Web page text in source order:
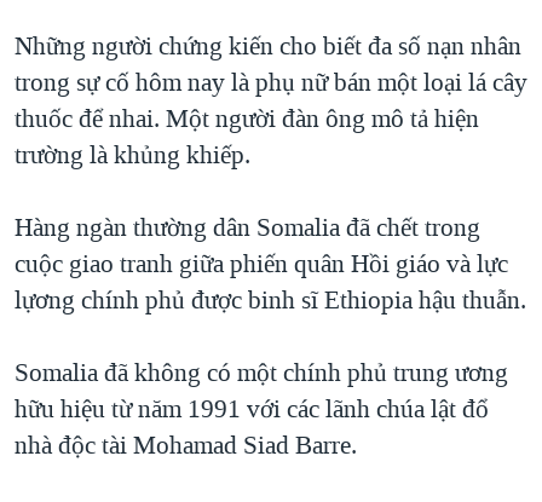
"Tìm"NGƯỜI VIỆT HẢI NGOẠI
ĐỜI SỐNG
SỨC KHOẺ
VĂN HOÁ
THỂ THAO
HÀNH TRÌNH BẦU CỬ 2024
MỘT NĂM CHIẾN TRANH TẠI DẢI GAZA
GIẢI MÃ VÀNH ĐAI & CON ĐƯỜNG
TRỊNH VĨNH BÌNH - NGƯỜI HẠ 'BÊN THẮNG CUỘC'
GROUND ZERO – XƯA VÀ NAY
CÁC GIÁ TRỊ CỘNG HÒA Ở VIỆT NAM
THƯỢNG ĐỈNH TRUMP-KIM TẠI VIỆT NAM
TRỊNH VĨNH BÌNH VS. CHÍNH PHỦ VIỆT NAM
VIDEO
NGHE
MẠNG XÃ HỘI
Ngôn ngữ khác
Những người chứng kiến cho biết đa số nạn nhân
trong sự cố hôm nay là phụ nữ bán một loại lá cây
thuốc để nhai. Một người đàn ông mô tả hiện
trường là khủng khiếp.
Hàng ngàn thường dân Somalia đã chết trong
cuộc giao tranh giữa phiến quân Hồi giáo và lực
lựơng chính phủ được binh sĩ Ethiopia hậu thuẫn.
Somalia đã không có một chính phủ trung ương
hữu hiệu từ năm 1991 với các lãnh chúa lật đổ
nhà độc tài Mohamad Siad Barre.